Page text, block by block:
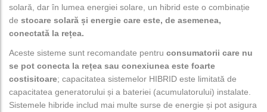
solară, dar în lumea energiei solare, un hibrid este o combinație
de stocare solară și energie care este, de asemenea,
conectată la rețea.
Aceste sisteme sunt recomandate pentru consumatorii care nu
se pot conecta la rețea sau conexiunea este foarte
costisitoare; capacitatea sistemelor HIBRID este limitată de
capacitatea generatorului și a bateriei (acumulatorului) instalate.
Sistemele hibride includ mai multe surse de energie și pot asigura